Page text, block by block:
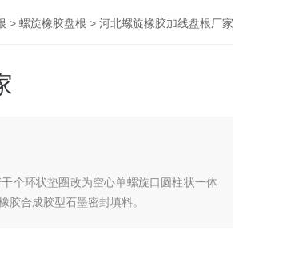
> 螺旋橡胶盘根 > 河北螺旋橡胶加线盘根厂家
个环状垫圈改为空心单螺旋口圆柱状一体
胶合成胶型石墨密封填料。